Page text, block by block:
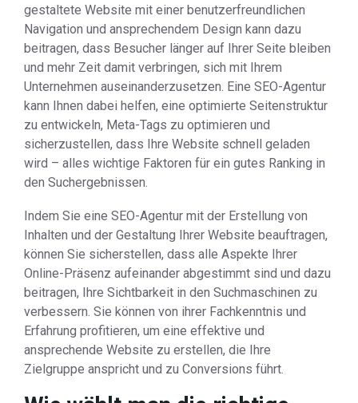
gestaltete Website mit einer benutzerfreundlichen
Navigation und ansprechendem Design kann dazu
beitragen, dass Besucher länger auf Ihrer Seite bleiben
und mehr Zeit damit verbringen, sich mit Ihrem
Unternehmen auseinanderzusetzen. Eine SEO-Agentur
kann Ihnen dabei helfen, eine optimierte Seitenstruktur
zu entwickeln, Meta-Tags zu optimieren und
sicherzustellen, dass Ihre Website schnell geladen
wird – alles wichtige Faktoren für ein gutes Ranking in
den Suchergebnissen.
Indem Sie eine SEO-Agentur mit der Erstellung von
Inhalten und der Gestaltung Ihrer Website beauftragen,
können Sie sicherstellen, dass alle Aspekte Ihrer
Online-Präsenz aufeinander abgestimmt sind und dazu
beitragen, Ihre Sichtbarkeit in den Suchmaschinen zu
verbessern. Sie können von ihrer Fachkenntnis und
Erfahrung profitieren, um eine effektive und
ansprechende Website zu erstellen, die Ihre
Zielgruppe anspricht und zu Conversions führt.